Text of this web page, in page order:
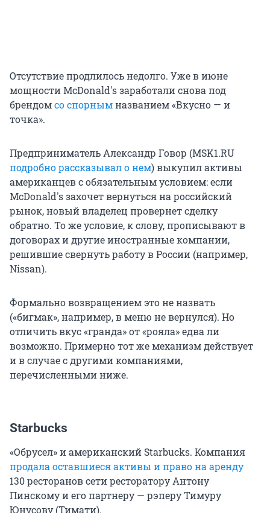
Отсутствие продлилось недолго. Уже в июне
мощности McDonald's заработали снова под
брендомсо спорнымназванием «Вкусно — и
точка».
Предприниматель Александр Говор (MSK1.RU
подробно рассказывал о нем) выкупил активы
американцев с обязательным условием: если
McDonald's захочет вернуться на российский
рынок, новый владелец провернет сделку
обратно. То же условие, к слову, прописывают в
договорах и другие иностранные компании,
решившие свернуть работу в России (например,
Nissan).
Формально возвращением это не назвать
(«бигмак», например, в меню не вернулся). Но
отличить вкус «гранда» от «рояла» едва ли
возможно. Примерно тот же механизм действует
и в случае с другими компаниями,
перечисленными ниже.
Starbucks
«Обрусел» и американский Starbucks. Компания
продала оставшиеся активы и право на аренду
130 ресторанов сети ресторатору Антону
Пинскому и его партнеру — рэперу Тимуру
Юнусову (Тимати).